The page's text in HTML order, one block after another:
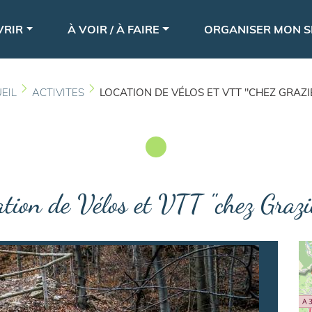
au
principal
À VOIR / À FAIRE ORGANISER MON
ACTIVITES LOCATION DE VÉLOS ET VTT "CHEZ
de Vélos et VTT "chez